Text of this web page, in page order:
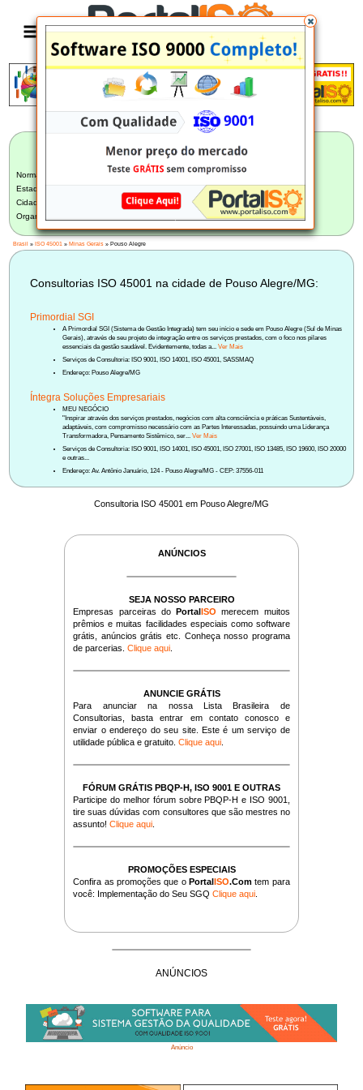
Anúncio
ISO 45001
Norma:
ISO 45001
Estado:
Cidade:
Pouso Alegre/MG (2)
Organização:
Brasil »ISO 45001 »Minas Gerais » Pouso Alegre
Consultorias ISO 45001 na cidade de Pouso Alegre/MG:
Primordial SGI
A Primordial SGI (Sistema de Gestão Integrada) tem seu início e sede em Pouso Alegre (Sul de Minas
Gerais), através de seu projeto de integração entre os serviços prestados, com o foco nos pilares
essenciais da gestão saudável. Evidentemente, todas a...Ver Mais
Serviços de Consultoria: ISO 9001, ISO 14001, ISO 45001, SASSMAQ
Endereço: Pouso Alegre/MG
Íntegra Soluções Empresariais
MEU NEGÓCIO
"Inspirar através dos serviços prestados, negócios com alta consciência e práticas Sustentáveis,
adaptáveis, com compromisso necessário com as Partes Interessadas, possuindo uma Liderança
Transformadora, Pensamento Sistêmico, ser...Ver Mais
Serviços de Consultoria: ISO 9001, ISO 14001, ISO 45001, ISO 27001, ISO 13485, ISO 19600, ISO 20000
e outras...
Endereço: Av. Antônio Januário, 124 - Pouso Alegre/MG - CEP: 37556-011
Consultoria ISO 45001 em Pouso Alegre/MG
ANÚNCIOS
SEJA NOSSO PARCEIRO
Empresas parceiras doPortalISO merecem muitos
prêmios e muitas facilidades especiais como software
grátis, anúncios grátis etc. Conheça nosso programa
de parcerias.Clique aqui
ANUNCIE GRÁTIS
Para anunciar na nossa Lista Brasileira de
Consultorias, basta entrar em contato conosco e
enviar o endereço do seu site. Este é um serviço de
utilidade pública e gratuito.Clique aqui
FÓRUM GRÁTIS PBQP-H, ISO 9001 E OUTRAS
Participe do melhor fórum sobre PBQP-H e ISO 9001,
tire suas dúvidas com consultores que são mestres no
assunto!Clique aqui
PROMOÇÕES ESPECIAIS
Confira as promoções que oPortalISO.Com tem para
você: Implementação do Seu SGQClique aqui
ANÚNCIOS
Anúncio